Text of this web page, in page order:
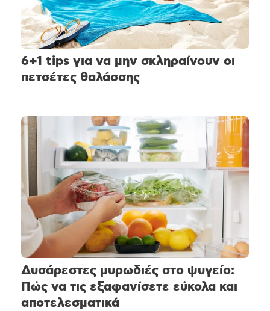
6+1 tips για να μην σκληραίνουν οι
πετσέτες θαλάσσης
Δυσάρεστες μυρωδιές στο ψυγείο:
Πώς να τις εξαφανίσετε εύκολα και
αποτελεσματικά